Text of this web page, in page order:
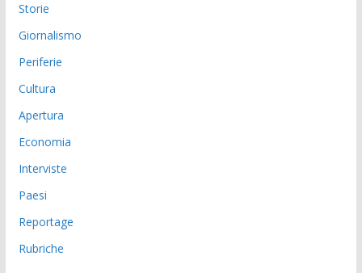
Storie
Giornalismo
Periferie
Cultura
Apertura
Economia
Interviste
Paesi
Reportage
Rubriche